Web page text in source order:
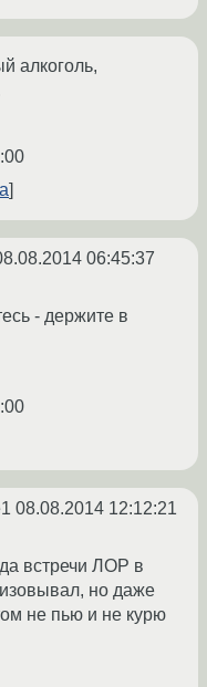
алкоголь,
06:45:37
- держите в
08.08.2014 12:12:21
встречи ЛОР в
но даже
не пью и не курю